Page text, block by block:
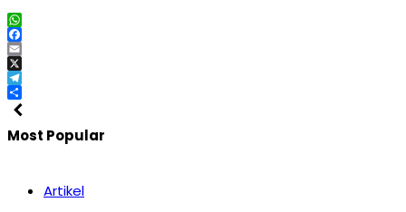
WhatsApp
Facebook
Email
X
Telegram
Share
Most Popular
Artikel